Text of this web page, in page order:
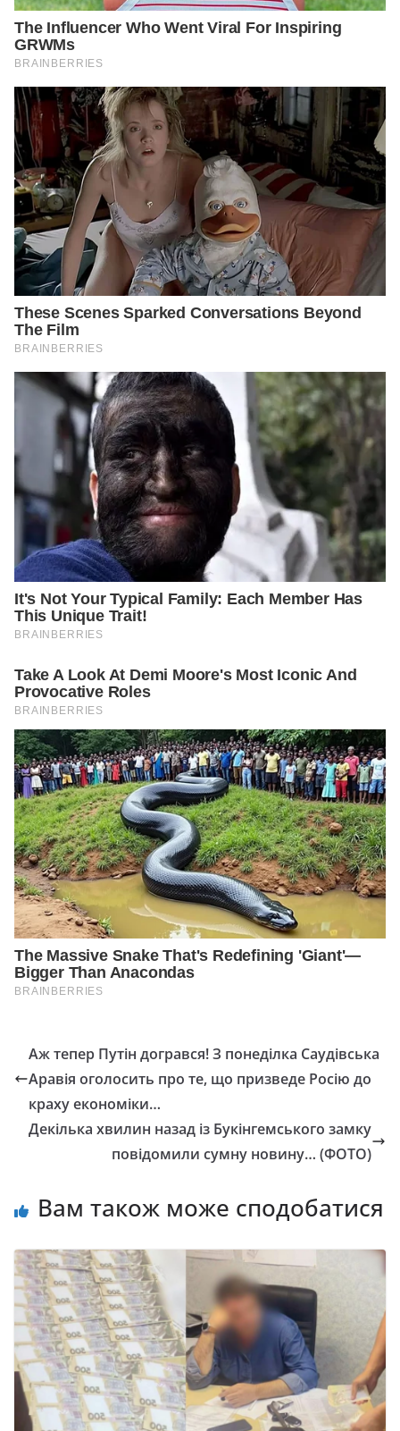
Аж тепер Путін догрався! З понеділка Саудівська
Аравія оголосить про те, що призведе Росію до
краху економіки…
Декілька хвилин назад із Букінгемського замку
повідомили сумну новину… (ФОТО)
Вам також може сподобатися